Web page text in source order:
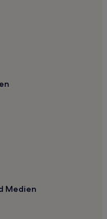
Medien